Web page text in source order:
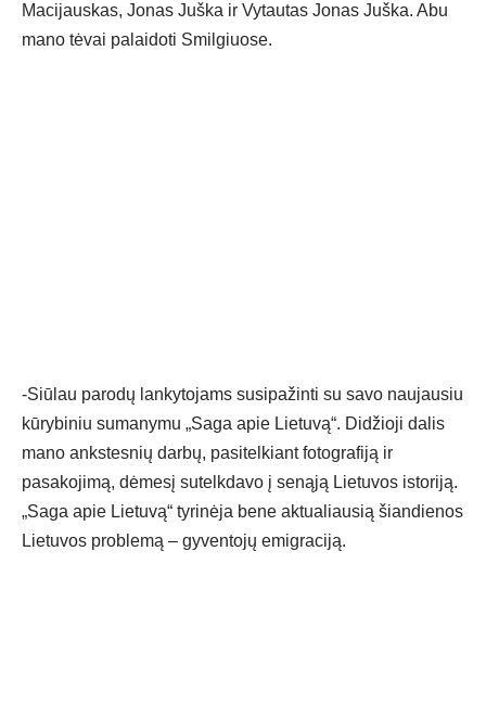
Macijauskas, Jonas Juška ir Vytautas Jonas Juška. Abu
mano tėvai palaidoti Smilgiuose.
-Siūlau parodų lankytojams susipažinti su savo naujausiu
kūrybiniu sumanymu „Saga apie Lietuvą“. Didžioji dalis
mano ankstesnių darbų, pasitelkiant fotografiją ir
pasakojimą, dėmesį sutelkdavo į senąją Lietuvos istoriją.
„Saga apie Lietuvą“ tyrinėja bene aktualiausią šiandienos
Lietuvos problemą – gyventojų emigraciją.